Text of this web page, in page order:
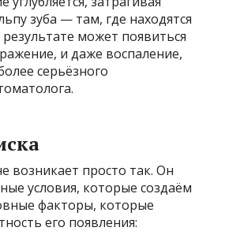
зуба — там, где находятся
может появиться
и даже воспаление,
серьёзного
возникает просто так. Он
условия, которые создаём
факторы, которые
его появления: